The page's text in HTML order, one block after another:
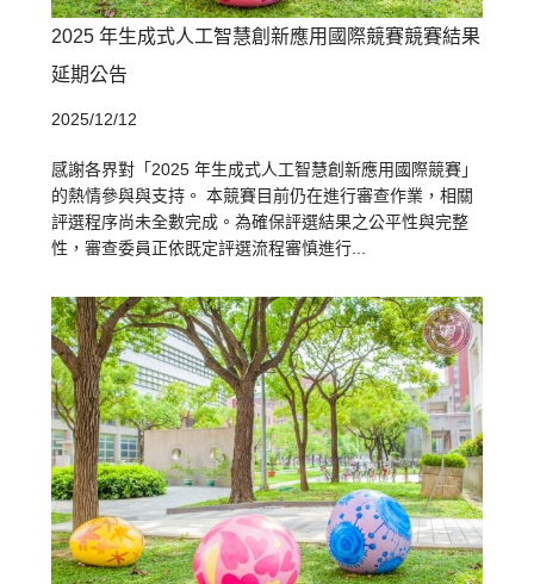
2025 年生成式人工智慧創新應用國際競賽競賽結果
延期公告
2025/12/12
感謝各界對「2025 年生成式人工智慧創新應用國際競賽」
的熱情參與與支持。 本競賽目前仍在進行審查作業，相關
評選程序尚未全數完成。為確保評選結果之公平性與完整
性，審查委員正依既定評選流程審慎進行...